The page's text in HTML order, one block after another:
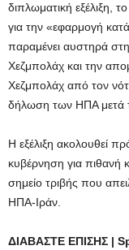
διπλωματική εξέλιξη,
για την «εφαρμογή
παραμένει αυστηρά
Χεζμπολάχ και την
Χεζμπολάχ από τον
δήλωση των ΗΠΑ μετά
Η εξέλιξη ακολουθεί
κυβέρνηση για πιθανή
σημείο τριβής που
ΗΠΑ-Ιράν.
ΔΙΑΒΑΣΤΕ ΕΠΙΣΗΣ |